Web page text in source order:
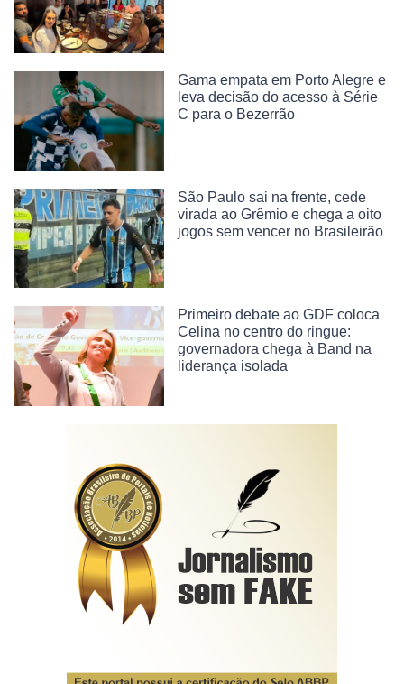
Gama empata em Porto Alegre e
leva decisão do acesso à Série
C para o Bezerrão
São Paulo sai na frente, cede
virada ao Grêmio e chega a oito
jogos sem vencer no Brasileirão
Primeiro debate ao GDF coloca
Celina no centro do ringue:
governadora chega à Band na
liderança isolada